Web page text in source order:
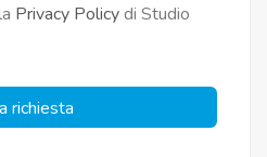
Privacy Policydi Studio
richiesta